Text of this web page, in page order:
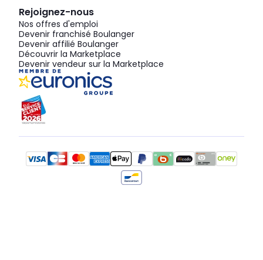
Rejoignez-nous
Nos offres d'emploi
Devenir franchisé Boulanger
Devenir affilié Boulanger
Découvrir la Marketplace
Devenir vendeur sur la Marketplace